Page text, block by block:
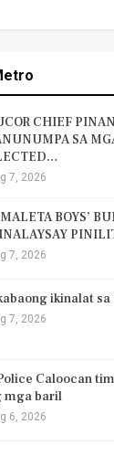
CHIEF
SA
7, 2026
BOYS’
7, 2026
ikinalat
7, 2026
Caloocan
mga baril
6, 2026